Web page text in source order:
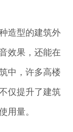
造型的建筑外
效果，还能在
中，许多高楼
仅提升了建筑
用量。